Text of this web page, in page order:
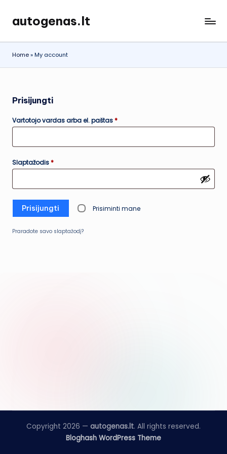
Skip
content
autogenas.lt
Home»My account
Prisijungti
Vartotojo vardas arba el. paštas*Privalomas
Slaptažodis*Privalomas
Prisiminti mane
Prisijungti
Praradote savo slaptažodį?
Copyright 2026 — autogenas.lt. All rights reserved.
Bloghash WordPress Theme